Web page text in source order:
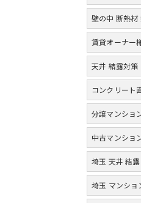
壁の中 断熱材
賃貸オーナー
天井 結露対策
コンクリート
分譲マンショ
中古マンショ
埼玉 天井 結露
埼玉 マンショ